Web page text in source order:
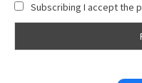
Subscribing I accept the